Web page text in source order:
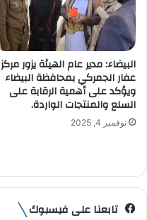
البيضاء: مدير عام الهيئة يزور مركز
عفار الجمركي بمحافظة البيضاء
ويؤكد على أهمية الرقابة على
السلع والمنتجات الواردة.
نوفمبر 4, 2025
تابعنا على فيسبوك